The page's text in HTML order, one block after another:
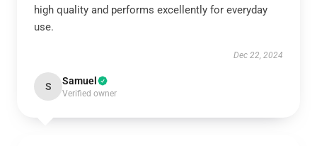
high quality and performs excellently for everyday
use.
Dec 22, 2024
S Samuel
Verified owner